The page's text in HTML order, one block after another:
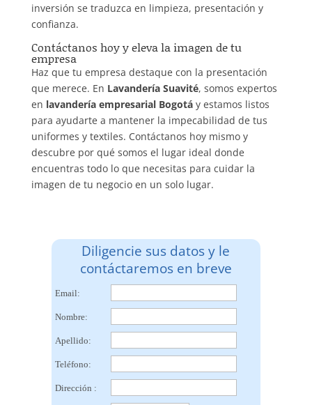
inversión se traduzca en limpieza, presentación y
confianza.
Contáctanos hoy y eleva la imagen de tu
empresa
Haz que tu empresa destaque con la presentación
que merece. En Lavandería Suavité, somos expertos
en lavandería empresarial Bogotáy estamos listos
para ayudarte a mantener la impecabilidad de tus
uniformes y textiles. Contáctanos hoy mismo y
descubre por qué somos el lugar ideal donde
encuentras todo lo que necesitas para cuidar la
imagen de tu negocio en un solo lugar.
Diligencie sus datos y le
contáctaremos en breve
Email:
Nombre:
Apellido:
Teléfono:
Dirección :